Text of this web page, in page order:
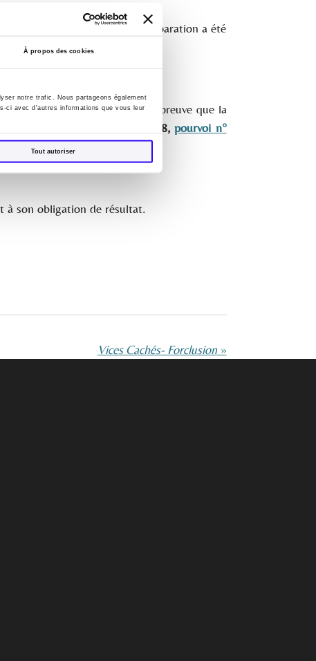
À propos des cookies
notre trafic. Nous partageons également
ci avec d'autres informations que vous leur
Tout autoriser
mal exécutée, lorsque la réparation a été
il faut que le client rapporte la preuve que la
ci. (
Cass. civ.1, 14 février 2018,pourvoi n°
à son obligation de résultat.
Vices Cachés- Forclusion»